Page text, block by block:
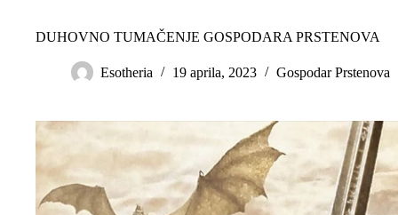
DUHOVNO TUMAČENJE GOSPODARA PRSTENOVA
Esotheria 19 aprila, 2023 Gospodar Prstenova